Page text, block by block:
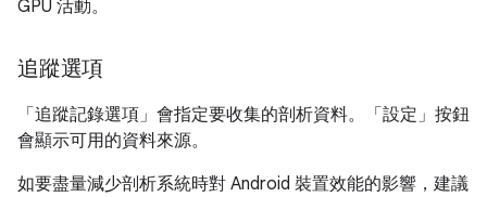
GPU 活動。
追蹤選項
「追蹤記錄選項」 會指定要收集的剖析資料。「設定」 按鈕
會顯示可用的資料來源。
如要盡量減少剖析系統時對 Android 裝置效能的影響，建議